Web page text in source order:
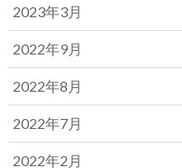
2023年3月
2022年9月
2022年8月
2022年7月
2022年2月